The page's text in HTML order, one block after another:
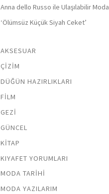
Anna dello Russo ile Ulaşılabilir Moda
‘Ölümsüz Küçük Siyah Ceket’
AKSESUAR
ÇIZIM
DÜĞÜN HAZIRLIKLARI
FILM
GEZI
GÜNCEL
KITAP
KIYAFET YORUMLARI
MODA TARIHI
MODA YAZILARIM